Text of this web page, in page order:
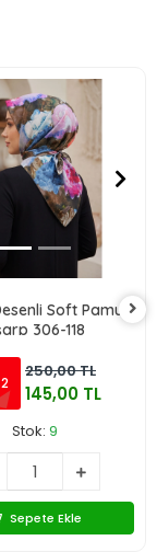
Soft Pamuk
306-118
250,00 TL
145,00 TL
Stok: 9
Sepete Ekle